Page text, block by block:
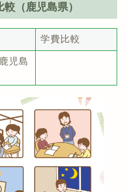
（鹿児島県）
学費比較
児島